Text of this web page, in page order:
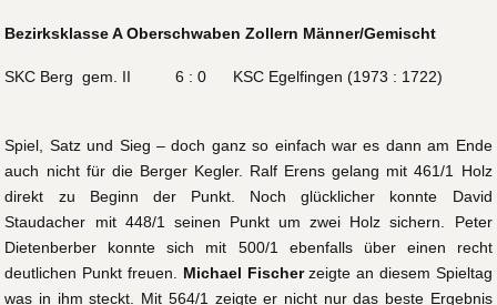
Bezirksklasse A Oberschwaben Zollern Männer/Gemischt
SKC Berg gem. II 6 : 0 KSC Egelfingen (1973 : 1722)
Spiel, Satz und Sieg – doch ganz so einfach war es dann am Ende
auch nicht für die Berger Kegler. Ralf Erens gelang mit 461/1 Holz
direkt zu Beginn der Punkt. Noch glücklicher konnte David
Staudacher mit 448/1 seinen Punkt um zwei Holz sichern. Peter
Dietenberber konnte sich mit 500/1 ebenfalls über einen recht
deutlichen Punkt freuen. Michael Fischerzeigte an diesem Spieltag
was in ihm steckt. Mit 564/1 zeigte er nicht nur das beste Ergebnis